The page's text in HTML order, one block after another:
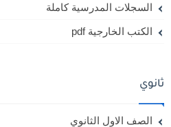
السجلات المدرسية كاملة
الكتب الخارجية pdf
ثانوي
الصف الاول الثانوي